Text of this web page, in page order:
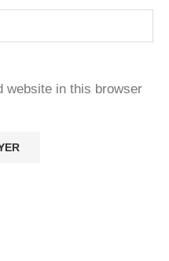
website in this browser